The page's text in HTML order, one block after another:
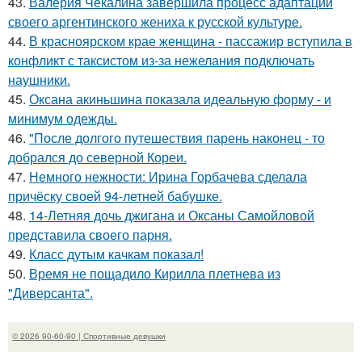
своего аргентинского жениха к русской культуре.
44. В красноярском крае женщина - пассажир вступила в
конфликт с таксистом из-за нежелания подключать
наушники.
45. Оксана акиньшина показала идеальную форму - и
минимум одежды.
46. "После долгого путешествия парень наконец - то
добрался до северной Кореи.
47. Немного нежности: Ирина Горбачева сделала
причёску своей 94-летней бабушке.
48. 14-Летняя дочь джигана и Оксаны Самойловой
представила своего парня.
49. Класс дутым качкам показал!
50. Время не пощадило Кирилла плетнева из
"Диверсанта".
© 2026 90-60-90 | Спортивные девушки